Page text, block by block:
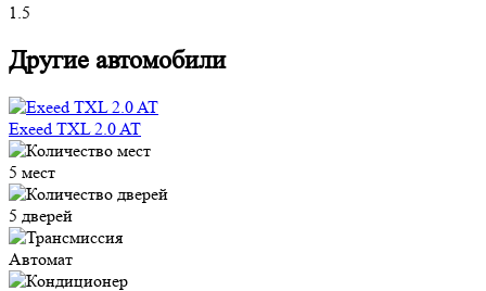
1.5
Другие автомобили
Exeed TXL 2.0 AT
5 мест
5 дверей
Автомат